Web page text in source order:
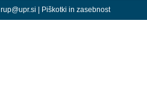
rup@upr.si | Piškotki in zasebnost